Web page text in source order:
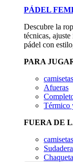
PÁDEL
Descubre la
técnicas,
pádel con
PARA
camisetas
Afueras
Térmico
FUERA DE
camisetas